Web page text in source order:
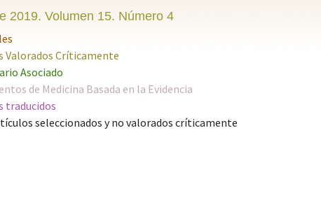
2019. Volumen 15. Número 4
Valorados Críticamente
Asociado
de Medicina Basada en la Evidencia
traducidos
seleccionados y no valorados críticamente